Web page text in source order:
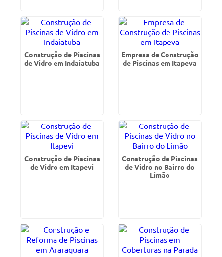
Construção de Piscinas
de Vidro em Indaiatuba
Empresa de Construção
de Piscinas em Itapeva
Construção de Piscinas
de Vidro em Itapevi
Construção de Piscinas
de Vidro no Bairro do
Limão